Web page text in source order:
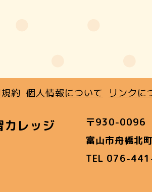
約 個人情報について リンクに
カレッジ
〒930-0096
富山市舟橋北
TEL 076-